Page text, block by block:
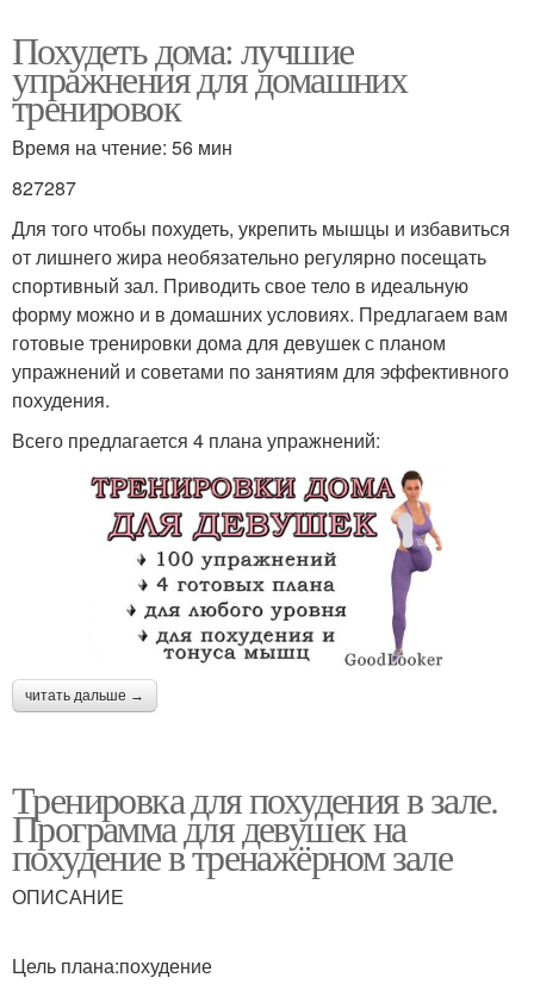
Похудеть дома: лучшие
упражнения для домашних
тренировок
Время на чтение: 56 мин
827287
Для того чтобы похудеть, укрепить мышцы и избавиться
от лишнего жира необязательно регулярно посещать
спортивный зал. Приводить свое тело в идеальную
форму можно и в домашних условиях. Предлагаем вам
готовые тренировки дома для девушек с планом
упражнений и советами по занятиям для эффективного
похудения.
Всего предлагается 4 плана упражнений:
читать дальше →
Тренировка для похудения в зале.
Программа для девушек на
похудение в тренажёрном зале
ОПИСАНИЕ
Цель плана:похудение